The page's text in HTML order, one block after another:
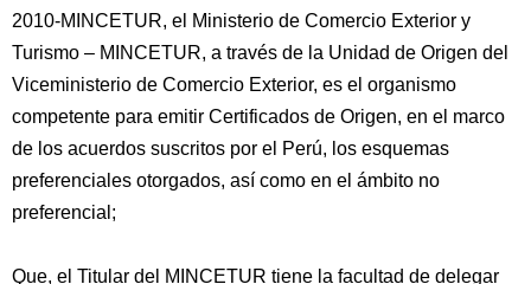
2010-MINCETUR, el Ministerio de Comercio Exterior y
Turismo – MINCETUR, a través de la Unidad de Origen del
Viceministerio de Comercio Exterior, es el organismo
competente para emitir Certificados de Origen, en el marco
de los acuerdos suscritos por el Perú, los esquemas
preferenciales otorgados, así como en el ámbito no
preferencial;
Que, el Titular del MINCETUR tiene la facultad de delegar